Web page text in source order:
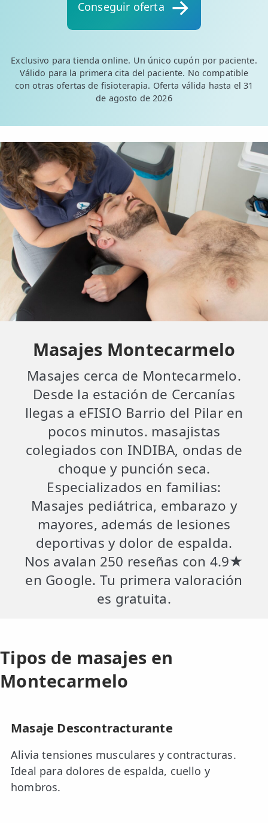
Conseguir oferta
Exclusivo para tienda online. Un único cupón por paciente.
Válido para la primera cita del paciente. No compatible
con otras ofertas de fisioterapia. Oferta válida hasta el 31
de agosto de 2026
Masajes Montecarmelo
Masajes cerca de Montecarmelo.
Desde la estación de Cercanías
llegas a eFISIO Barrio del Pilar en
pocos minutos. masajistas
colegiados con INDIBA, ondas de
choque y punción seca.
Especializados en familias:
Masajes pediátrica, embarazo y
mayores, además de lesiones
deportivas y dolor de espalda.
Nos avalan 250 reseñas con 4.9★
en Google. Tu primera valoración
es gratuita.
Tipos de masajes en
Montecarmelo
Masaje Descontracturante
Alivia tensiones musculares y contracturas.
Ideal para dolores de espalda, cuello y
hombros.